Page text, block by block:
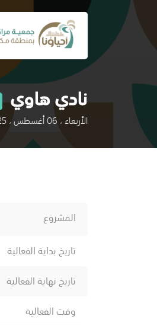
نادي هاوي
الأربعاء ، 06 أغسطس ، 2025 - الأربعاء ، 13 أغسطس ، 2025
المشروع
تاريخ بداية الفعالية
تاريخ نهاية الفعالية
وقت الفعالية